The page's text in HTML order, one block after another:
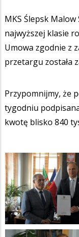
MKS Ślepsk
najwyższej klasie
Umowa zgodnie z
przetargu została
Przypomnijmy, że
tygodniu
kwotę blisko 840